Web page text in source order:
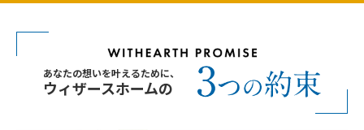
あなたの想いを叶えるために、
ウィザースホームの